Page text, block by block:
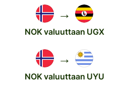
→
NOK valuuttaan UGX
→
NOK valuuttaan UYU